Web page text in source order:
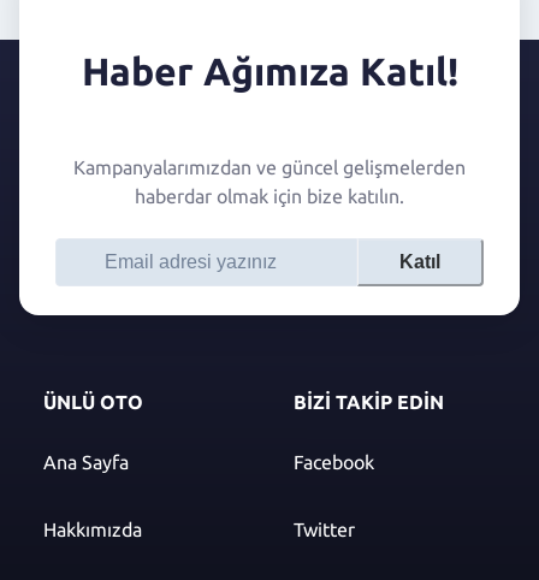
Haber Ağımıza Katıl!
Kampanyalarımızdan ve güncel gelişmelerden
haberdar olmak için bize katılın.
Katıl
ÜNLÜ OTO
Ana Sayfa
Hakkımızda
BİZİ TAKİP EDİN
Facebook
Twitter